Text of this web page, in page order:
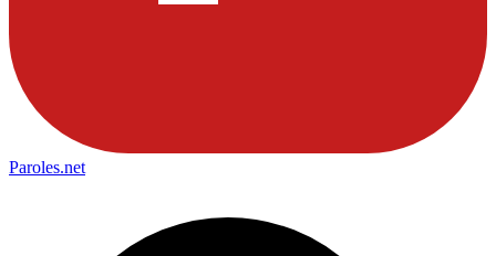
Paroles.net